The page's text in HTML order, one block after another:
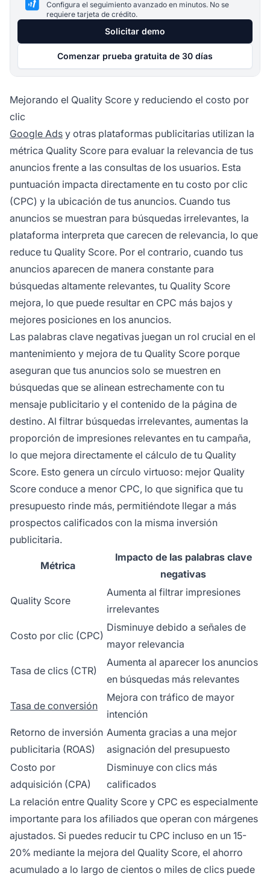
Configura el seguimiento avanzado en minutos. No se
requiere tarjeta de crédito.
Solicitar demo
Comenzar prueba gratuita de 30 días
Mejorando el Quality Score y reduciendo el costo por
clic
Google Ads y otras plataformas publicitarias utilizan la
métrica Quality Score para evaluar la relevancia de tus
anuncios frente a las consultas de los usuarios. Esta
puntuación impacta directamente en tu costo por clic
(CPC) y la ubicación de tus anuncios. Cuando tus
anuncios se muestran para búsquedas irrelevantes, la
plataforma interpreta que carecen de relevancia, lo que
reduce tu Quality Score. Por el contrario, cuando tus
anuncios aparecen de manera constante para
búsquedas altamente relevantes, tu Quality Score
mejora, lo que puede resultar en CPC más bajos y
mejores posiciones en los anuncios.
Las palabras clave negativas juegan un rol crucial en el
mantenimiento y mejora de tu Quality Score porque
aseguran que tus anuncios solo se muestren en
búsquedas que se alinean estrechamente con tu
mensaje publicitario y el contenido de la página de
destino. Al filtrar búsquedas irrelevantes, aumentas la
proporción de impresiones relevantes en tu campaña,
lo que mejora directamente el cálculo de tu Quality
Score. Esto genera un círculo virtuoso: mejor Quality
Score conduce a menor CPC, lo que significa que tu
presupuesto rinde más, permitiéndote llegar a más
prospectos calificados con la misma inversión
publicitaria.
Métrica
Impacto de las palabras clave
negativas
Quality Score
Aumenta al filtrar impresiones
irrelevantes
Costo por clic (CPC)
Disminuye debido a señales de
mayor relevancia
Tasa de clics (CTR)
Aumenta al aparecer los anuncios
en búsquedas más relevantes
Tasa de conversión
Mejora con tráfico de mayor
intención
Retorno de inversión
publicitaria (ROAS)
Aumenta gracias a una mejor
asignación del presupuesto
Costo por
adquisición (CPA)
Disminuye con clics más
calificados
La relación entre Quality Score y CPC es especialmente
importante para los afiliados que operan con márgenes
ajustados. Si puedes reducir tu CPC incluso en un 15-
20% mediante la mejora del Quality Score, el ahorro
acumulado a lo largo de cientos o miles de clics puede